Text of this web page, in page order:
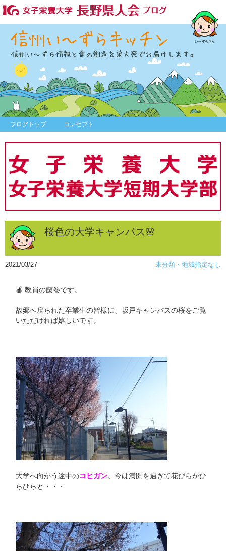
ブログトップ コンセプト
桜色の大学キャンパス🌸
2021/03/27 未分類・地域指定なし
🍎 教員の藤巻です。
故郷へ戻られた卒業生の皆様に、坂戸キャンパスの桜をご覧
いただければ嬉しいです。
大学へ向かう途中のコヒガン。今は満開を過ぎて花びらがひ
らひらと・・・